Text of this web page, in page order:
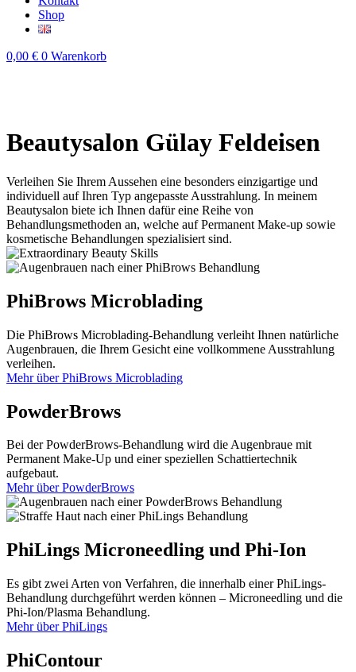
Shop
0,00 € 0 Warenkorb
Beautysalon Gülay Feldeisen
Verleihen Sie Ihrem Aussehen eine besonders einzigartige und
individuell auf Ihren Typ angepasste Ausstrahlung. In meinem
Beautysalon biete ich Ihnen dafür eine Reihe von
Behandlungsmethoden an, welche auf Permanent Make-up sowie
kosmetische Behandlungen spezialisiert sind.
PhiBrows Microblading
Die PhiBrows Microblading-Behandlung verleiht Ihnen natürliche
Augenbrauen, die Ihrem Gesicht eine vollkommene Ausstrahlung
verleihen.
Mehr über PhiBrows Microblading
PowderBrows
Bei der PowderBrows-Behandlung wird die Augenbraue mit
Permanent Make-Up und einer speziellen Schattiertechnik
aufgebaut.
Mehr über PowderBrows
PhiLings Microneedling und Phi-Ion
Es gibt zwei Arten von Verfahren, die innerhalb einer PhiLings-
Behandlung durchgeführt werden können – Microneedling und die
Phi-Ion/Plasma Behandlung.
Mehr über PhiLings
PhiContour